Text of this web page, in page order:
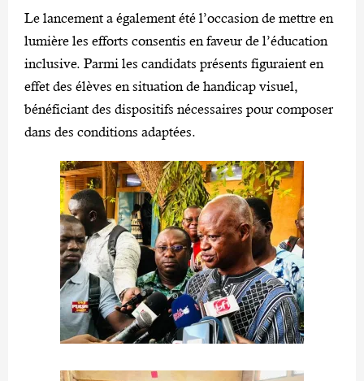
Le lancement a également été l’occasion de mettre en
lumière les efforts consentis en faveur de l’éducation
inclusive. Parmi les candidats présents figuraient en
effet des élèves en situation de handicap visuel,
bénéficiant des dispositifs nécessaires pour composer
dans des conditions adaptées.